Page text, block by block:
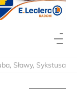
Sławy, Sykstusa